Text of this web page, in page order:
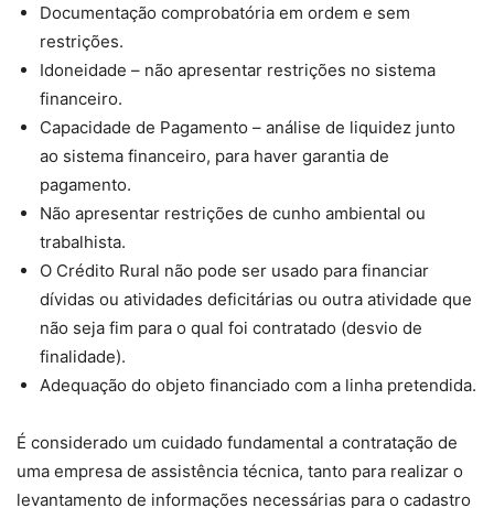
Documentação comprobatória em ordem e sem
restrições.
Idoneidade – não apresentar restrições no sistema
financeiro.
Capacidade de Pagamento – análise de liquidez junto
ao sistema financeiro, para haver garantia de
pagamento.
Não apresentar restrições de cunho ambiental ou
trabalhista.
O Crédito Rural não pode ser usado para financiar
dívidas ou atividades deficitárias ou outra atividade que
não seja fim para o qual foi contratado (desvio de
finalidade).
Adequação do objeto financiado com a linha pretendida.
É considerado um cuidado fundamental a contratação de
uma empresa de assistência técnica, tanto para realizar o
levantamento de informações necessárias para o cadastro